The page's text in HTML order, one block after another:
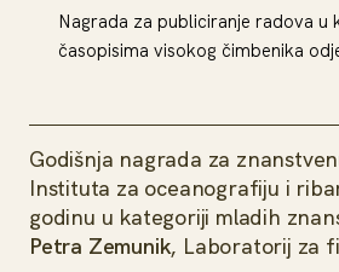
Nagrada za publiciranje radova u
časopisima visokog čimbenika
Godišnja nagrada za
Instituta za oceanografiju i
godinu u kategoriji mladih
Petra Zemunik, Laboratorij za